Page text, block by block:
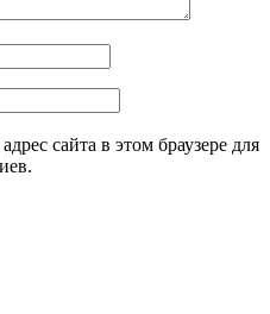
сайта в этом браузере для